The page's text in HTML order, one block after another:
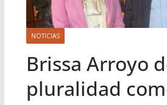
NOTICIAS
Brissa Arroyo
pluralidad